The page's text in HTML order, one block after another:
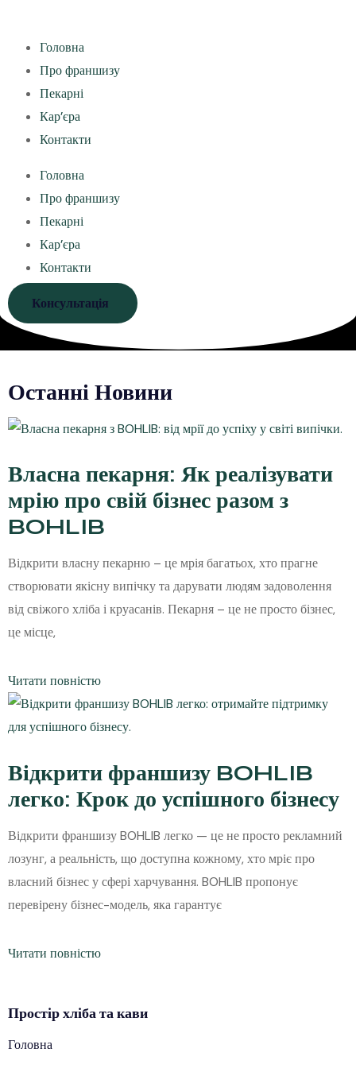
Головна
Про франшизу
Пекарні
Кар’єра
Контакти
Головна
Про франшизу
Пекарні
Кар’єра
Контакти
Консультація
Останні Новини
Власна пекарня: Як реалізувати
мрію про свій бізнес разом з
BOHLIB
Відкрити власну пекарню – це мрія багатьох, хто прагне
створювати якісну випічку та дарувати людям задоволення
від свіжого хліба і круасанів. Пекарня – це не просто бізнес,
це місце,
Читати повністю
Відкрити франшизу BOHLIB
легко: Крок до успішного бізнесу
Відкрити франшизу BOHLIB легко — це не просто рекламний
лозунг, а реальність, що доступна кожному, хто мріє про
власний бізнес у сфері харчування. BOHLIB пропонує
перевірену бізнес-модель, яка гарантує
Читати повністю
Простірхлібата кави
Головна